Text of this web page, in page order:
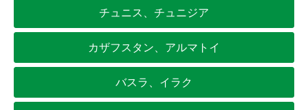
チュニス、チュニジア
カザフスタン、アルマトイ
バスラ、イラク